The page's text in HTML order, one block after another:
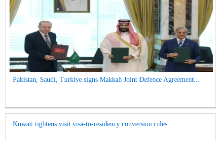
Pakistan, Saudi, Turkiye signs Makkah Joint Defence Agreement...
Kuwait tightens visit visa-to-residency conversion rules...